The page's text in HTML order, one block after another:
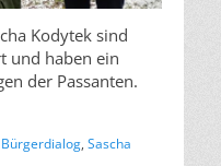
Kodytek sind
und haben ein
der Passanten.
Bürgerdialog, Sascha